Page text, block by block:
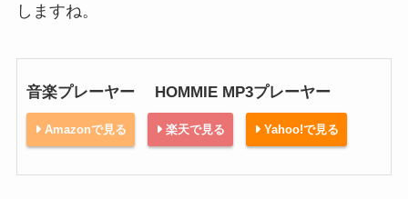
しますね。
音楽プレーヤー HOMMIE MP3プレーヤー
Amazonで見る 楽天で見る Yahoo!で見る